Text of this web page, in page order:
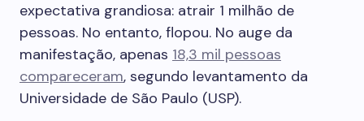
expectativa grandiosa: atrair 1 milhão de
pessoas. No entanto, flopou. No auge da
manifestação, apenas 18,3 mil pessoas
compareceram, segundo levantamento da
Universidade de São Paulo (USP).